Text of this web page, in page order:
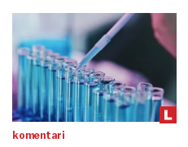
komentari